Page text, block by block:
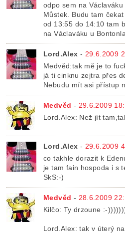
odpo sem na
Můstek. Budu tam
od 13:55 do 14:10 tam
na Václaváku u
Lord.Alex - 29.6.2009
Medvěd:tak mě je to
já ti cinknu zejtra přes
Nebudu mít asi přístup
Medvěd - 29.6.2009
Lord.Alex: Než jít
Lord.Alex - 29.6.2009
co takhle dorazit k
je tam fain hospoda i s
SkS:-)
Medvěd - 28.6.2009
Kilčo: Ty drzoune :-
Lord.Alex: tak v úterý